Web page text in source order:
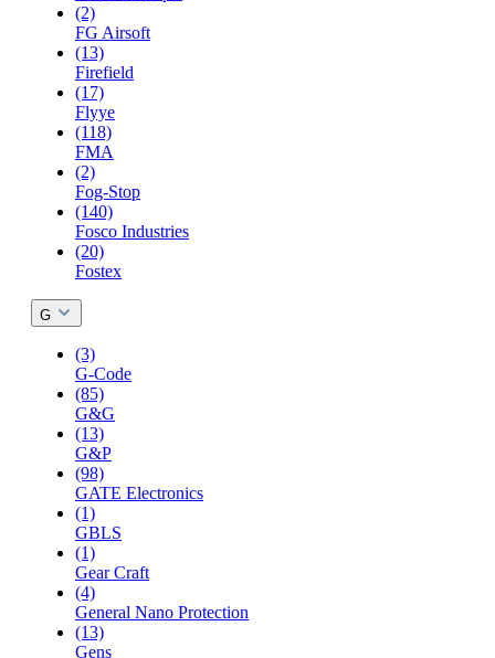
(2)
FG Airsoft
(13)
Firefield
(17)
Flyye
(118)
FMA
(2)
Fog-Stop
(140)
Fosco Industries
(20)
Fostex
G
(3)
G-Code
(85)
G&G
(13)
G&P
(98)
GATE Electronics
(1)
GBLS
(1)
Gear Craft
(4)
General Nano Protection
(13)
Gens